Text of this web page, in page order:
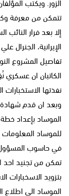
تتمكن من معرفة
إلا بعد فرار النائب
الإيرانية،
تفاصيل المشروع
الكاتبان ان
نفذتها الاستخبارات
وبعد ان قدم
الموساد بإعداد
للموساد
في حاسوب المسؤول
تمكن من تجنيد احد
بتزويد الاسخبارات
الموساد الى اطلاع